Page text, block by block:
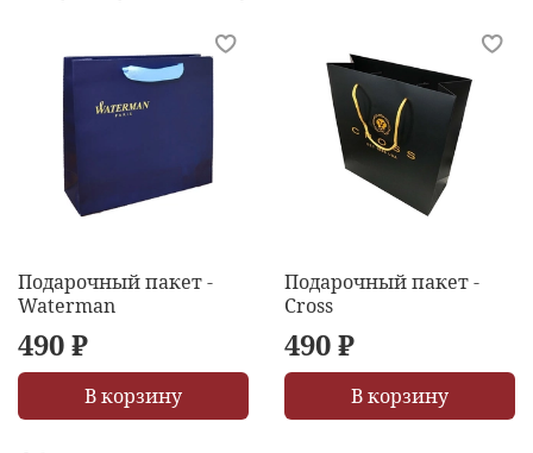
Подарочный пакет -
Waterman
490 ₽
В корзину
Подарочный пакет -
Cross
490 ₽
В корзину